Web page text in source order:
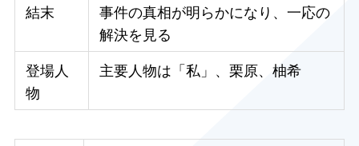
結末
事件の真相が明らかになり、一応の
解決を見る
登場人
物
主要人物は「私」、栗原、柚希